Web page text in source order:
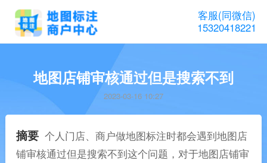
客服(同微信)
15320418221
地图店铺审核通过但是搜索不到
2023-03-16 10:27
摘要 个人门店、商户做地图标注时都会遇到地图店
铺审核通过但是搜索不到这个问题，对于地图店铺审